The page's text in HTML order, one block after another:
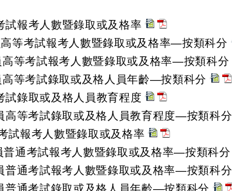
試報考人數暨錄取或及格率
等考試報考人數暨錄取或及格率—按類科分
等考試報考人數暨錄取或及格率—按類科分
等考試錄取或及格人員年齡—按類科分
試錄取或及格人員教育程度
高等考試錄取或及格人員教育程度—按類科分
試報考人數暨錄取或及格率
普通考試報考人數暨錄取或及格率—按類科分
普通考試報考人數暨錄取或及格率—按類科分
普通考試錄取或及格人員年齡—按類科分